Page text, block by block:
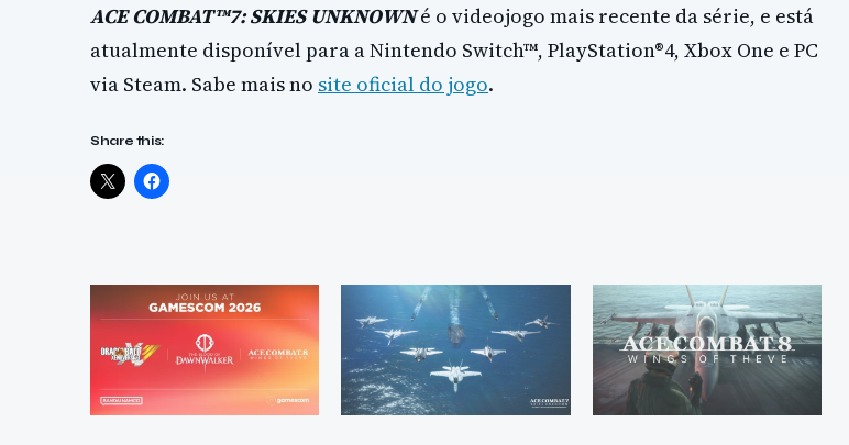
ACE COMBAT™7: SKIES UNKNOWNé o videojogo mais recente da série, e está
atualmente disponível para a Nintendo Switch™, PlayStation®4, Xbox One e PC
via Steam. Sabe mais no site oficial do jogo.
Share this: